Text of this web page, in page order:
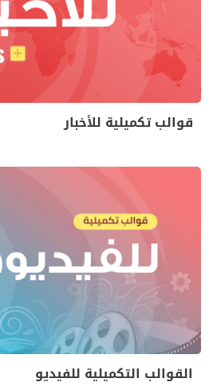
قوالب تكميلية للأخبار
القوالب التكميلية للفيديو